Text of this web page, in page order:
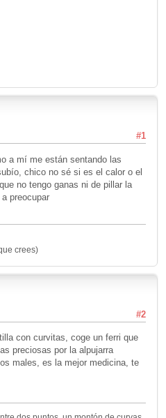
#1
a mí me están sentando las
chico no sé si es el calor o el
no tengo ganas ni de pillar la
preocupar
crees)
#2
con curvitas, coge un ferri que
preciosas por la alpujarra
males, es la mejor medicina, te